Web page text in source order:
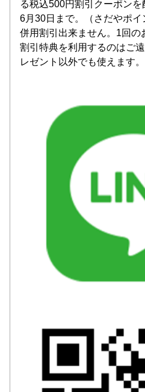
る税込500円割引クーポン
6月30日まで。（さだやポ
併用割引出来ません。1回の
割引特典を利用するのはご
レゼント以外でも使えます。